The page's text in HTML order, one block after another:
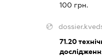
100 грн.
71.20